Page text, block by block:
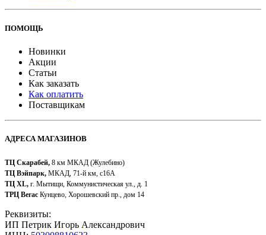
ПОМОЩЬ
Новинки
Акции
Статьи
Как заказать
Как оплатить
Поставщикам
АДРЕСА МАГАЗИНОВ
ТЦ Скарабей, 8 км МКАД (Жулебино)
ТЦ Вэйпарк, МКАД, 71-й км, с16А
ТЦ XL, г. Мытищи, Коммунистическая ул., д. 1
ТРЦ Вегас Кунцево, Хорошевский пр., дом 14
Реквизиты:
ИП Петрик Игорь Александрович